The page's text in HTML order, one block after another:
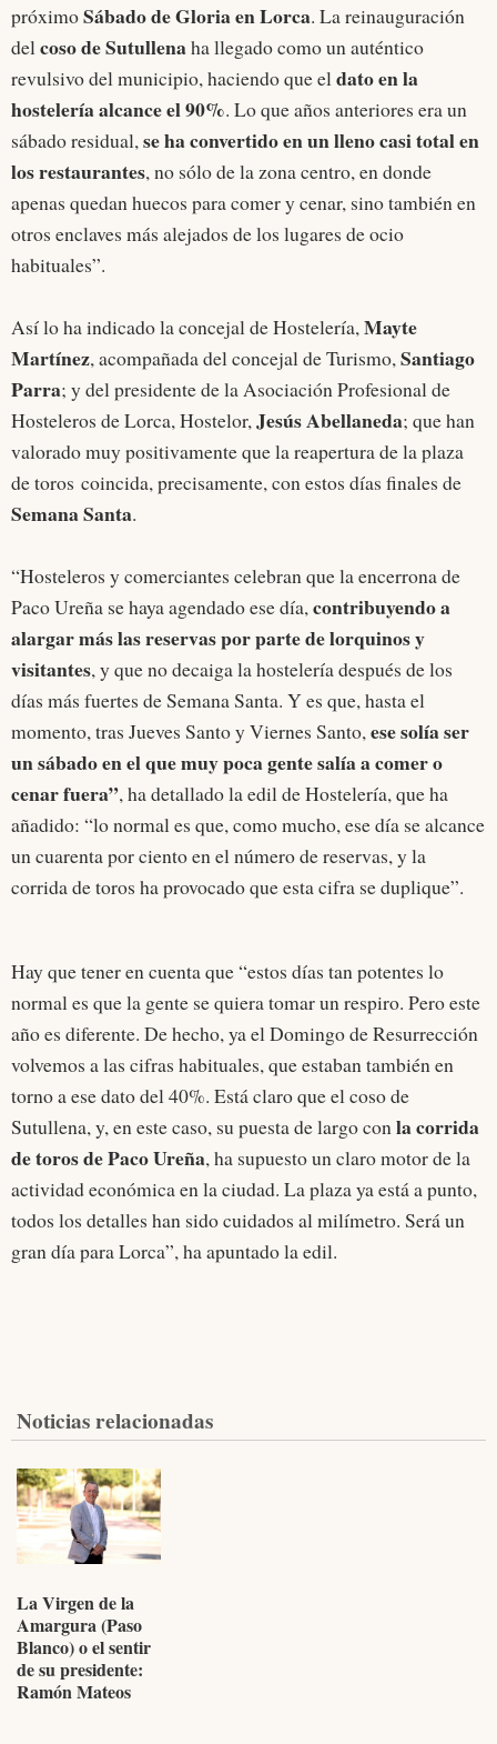
próximoSábado de Gloria en Lorca. La reinauguración
delcoso de Sutullenaha llegado como un auténtico
revulsivo del municipio, haciendo que eldato en la
hostelería alcance el 90%. Lo que años anteriores era un
sábado residual,se ha convertido en un lleno casi total en
los restaurantes, no sólo de la zona centro, en donde
apenas quedan huecos para comer y cenar, sino también en
otros enclaves más alejados de los lugares de ocio
habituales”.
Así lo ha indicado la concejal de Hostelería,Mayte
Martínez, acompañada del concejal de Turismo,Santiago
Parra; y del presidente de la Asociación Profesional de
Hosteleros de Lorca, Hostelor,Jesús Abellaneda; que han
valorado muy positivamente que la reapertura de la plaza
de toros coincida, precisamente, con estos días finales de
Semana Santa.
“Hosteleros y comerciantes celebran que la encerrona de
Paco Ureña se haya agendado ese día,contribuyendo a
alargar más las reservas por parte de lorquinos y
visitantes, y que no decaiga la hostelería después de los
días más fuertes de Semana Santa. Y es que, hasta el
momento, tras Jueves Santo y Viernes Santo,ese solía ser
un sábado en el que muy poca gente salía a comer o
cenar fuera”, ha detallado la edil de Hostelería, que ha
añadido: “lo normal es que, como mucho, ese día se alcance
un cuarenta por ciento en el número de reservas, y la
corrida de toros ha provocado que esta cifra se duplique”.
Hay que tener en cuenta que “estos días tan potentes lo
normal es que la gente se quiera tomar un respiro. Pero este
año es diferente. De hecho, ya el Domingo de Resurrección
volvemos a las cifras habituales, que estaban también en
torno a ese dato del 40%. Está claro que el coso de
Sutullena, y, en este caso, su puesta de largo conla corrida
de toros de Paco Ureña, ha supuesto un claro motor de la
actividad económica en la ciudad. La plaza ya está a punto,
todos los detalles han sido cuidados al milímetro. Será un
gran día para Lorca”, ha apuntado la edil.
Noticias relacionadas
La Virgen de la
Amargura (Paso
Blanco) o el sentir
de su presidente:
Ramón Mateos